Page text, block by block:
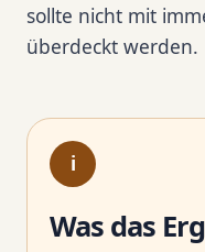
sollte nicht mit
überdeckt werden.
i
Was das